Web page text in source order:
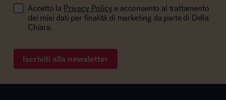
Accetto la Privacy Policy e acconsento al trattamento
dei miei dati per finalità di marketing da parte di Della
Chiara.
Iscriviti alla newsletter